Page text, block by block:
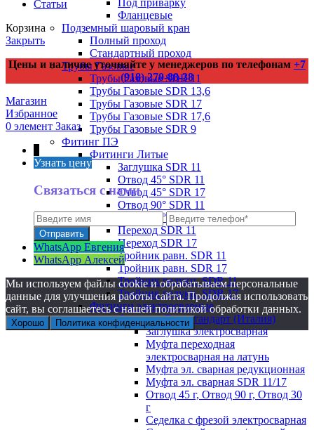
Под приварку
Фланцевые
Подземный шаровый кран
Полный проход
Стандартный проход
Трубы Газовые
Трубы Газовые SDR 11
Трубы Газовые SDR 13,6
Трубы Газовые SDR 17
Трубы Газовые SDR 17,6
Трубы Газовые SDR 9
Фитинг ПЭ
Фитинги Литые
Заглушка SDR 11
Отвод 45° SDR 11
Отвод 45° SDR 17
Отвод 90° SDR 11
Отвод 90° SDR 17
Переход SDR 11
Переход SDR 17
Тройник равн. SDR 11
Тройник равн. SDR 17
Тройник редукц. SDR 11
Тройник редукц. SDR 17
Фитинги электросварные
Фитинги Евростандарт (Италия)
Заглушка электросварная
Муфта переходная
электросварная на латунь
Муфта эл. cварная редукционная
Муфта эл. сварная SDR 11/17
Отвод 45 г, Отвод 90 г, Отвод 30
г
Седелка с фрезой электросварная
Статьи
Корзина
Закрыть
Цены и наличие уточняйте у менеджеров по телефонам +7
(918) 270-88-38
Магазин
Избранное
0 элемент Заказ
Узнать цену
Связаться с нами
WhatsApp Евгения
WhatsApp Алексей
Мы используем файлы cookie и обрабатываем персональные
данные для улучшения работы сайта. Продолжая использовать
сайт, вы соглашаетесь с нашей политикой обработки данных.
Хорошо Политика конфиденциальности